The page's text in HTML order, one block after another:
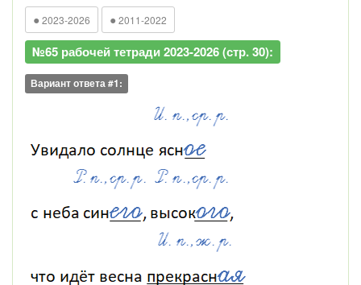
● 2023-2026 ● 2011-2022
№65 рабочей тетради 2023-2026 (стр. 30):
Вариант ответа #1: